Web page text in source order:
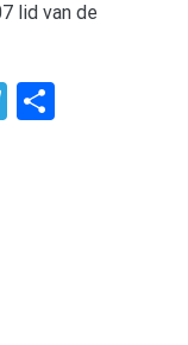
lid van de
Telegram